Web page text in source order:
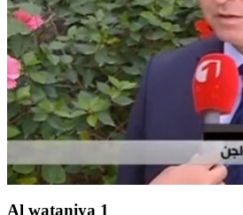
Al wataniya 1